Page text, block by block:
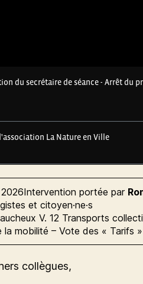
portée par
et citoyen·ne·s
V. 12 Transports
mobilité – Vote des « Tarifs »
collègues,